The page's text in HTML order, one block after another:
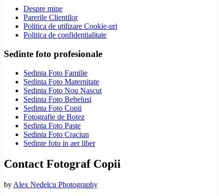
Despre mine
Parerile Clientilor
Politica de utilizare Cookie-uri
Politica de confidentialitate
Sedinte foto profesionale
Sedinta Foto Familie
Sedinta Foto Maternitate
Sedinta Foto Nou Nascut
Sedinta Foto Bebelusi
Sedinta Foto Copii
Fotografie de Botez
Sedinta Foto Paste
Sedinta Foto Craciun
Sedinte foto in aer liber
Contact Fotograf Copii
by Alex Nedelcu Photography